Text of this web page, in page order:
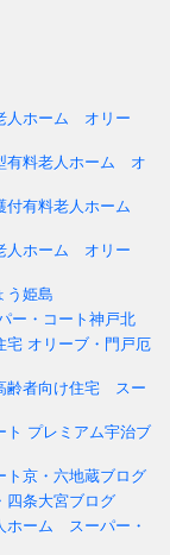
人ホーム オリー
有料老人ホーム オ
付有料老人ホーム
人ホーム オリー
う姫島
ー・コート神戸北
宅 オリーブ・門戸厄
齢者向け住宅 スー
プレミアム宇治ブ
京・六地蔵ブログ
条大宮ブログ
ホーム スーパー・